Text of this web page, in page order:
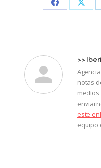
Share
Facebook
X
>>
notas
medios
este
equipo